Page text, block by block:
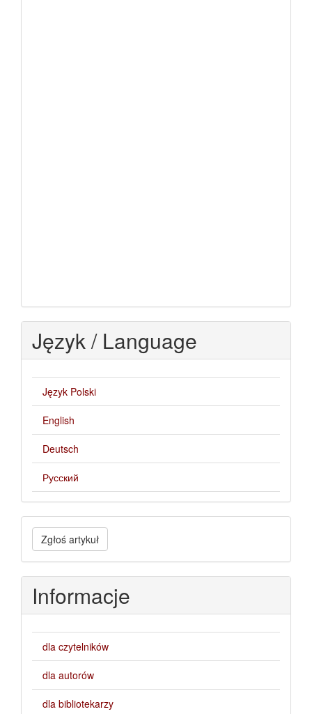
Język / Language
Język Polski
English
Deutsch
Русский
Zgłoś
artykuł
Zgłoś artykuł
Informacje
dla czytelników
dla autorów
dla bibliotekarzy